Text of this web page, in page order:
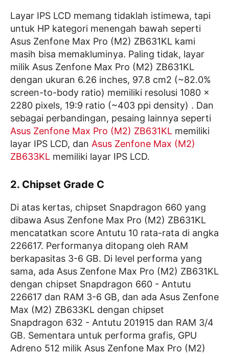
Layar IPS LCD memang tidaklah istimewa, tapi
untuk HP kategori menengah bawah seperti
Asus Zenfone Max Pro (M2) ZB631KL kami
masih bisa memakluminya. Paling tidak, layar
milik Asus Zenfone Max Pro (M2) ZB631KL
dengan ukuran 6.26 inches, 97.8 cm2 (~82.0%
screen-to-body ratio) memiliki resolusi 1080 x
2280 pixels, 19:9 ratio (~403 ppi density) . Dan
sebagai perbandingan, pesaing lainnya seperti
Asus Zenfone Max Pro (M2) ZB631KL memiliki
layar IPS LCD, dan Asus Zenfone Max (M2)
ZB633KL memiliki layar IPS LCD.
2. Chipset Grade C
Di atas kertas, chipset Snapdragon 660 yang
dibawa Asus Zenfone Max Pro (M2) ZB631KL
mencatatkan score Antutu 10 rata-rata di angka
226617. Performanya ditopang oleh RAM
berkapasitas 3-6 GB. Di level performa yang
sama, ada Asus Zenfone Max Pro (M2) ZB631KL
dengan chipset Snapdragon 660 - Antutu
226617 dan RAM 3-6 GB, dan ada Asus Zenfone
Max (M2) ZB633KL dengan chipset
Snapdragon 632 - Antutu 201915 dan RAM 3/4
GB. Sementara untuk performa grafis, GPU
Adreno 512 milik Asus Zenfone Max Pro (M2)